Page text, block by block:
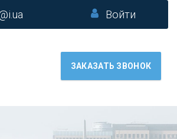
Войти
ЗАКАЗАТЬ ЗВОНОК